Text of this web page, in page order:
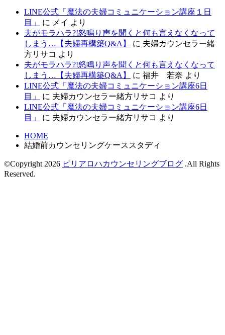
LINE公式「魔法の夫婦コミュニケーション講座１日
目」
に メイ より
夫がモラハラ?!怒鳴り声を聞くと何も言えなくなって
しまう…【夫婦再構築Q&A】
に 夫婦カウンセラー緒
方リサコ より
夫がモラハラ?!怒鳴り声を聞くと何も言えなくなって
しまう…【夫婦再構築Q&A】
に 福井 若奈 より
LINE公式「魔法の夫婦コミュニケーション講座6日
目」
に 夫婦カウンセラー緒方リサコ より
LINE公式「魔法の夫婦コミュニケーション講座6日
目」
に 夫婦カウンセラー緒方リサコ より
HOME
結婚前カウンセリングケーススタディ
©Copyright 2026 ピリアロハカウンセリングブログ .All Rights
Reserved.